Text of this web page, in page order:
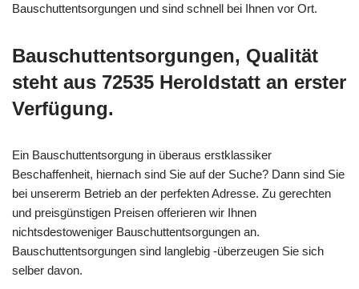
Bauschuttentsorgungen und sind schnell bei Ihnen vor Ort.
Bauschuttentsorgungen, Qualität
steht aus 72535 Heroldstatt an erster
Verfügung.
Ein Bauschuttentsorgung in überaus erstklassiker
Beschaffenheit, hiernach sind Sie auf der Suche? Dann sind Sie
bei unsererm Betrieb an der perfekten Adresse. Zu gerechten
und preisgünstigen Preisen offerieren wir Ihnen
nichtsdestoweniger Bauschuttentsorgungen an.
Bauschuttentsorgungen sind langlebig -überzeugen Sie sich
selber davon.